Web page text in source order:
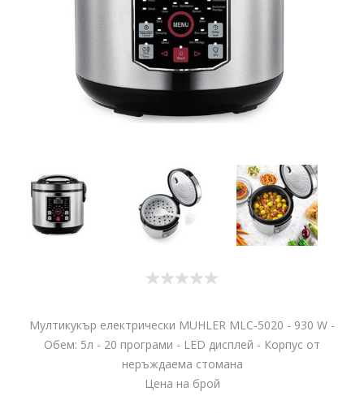
Мултикукър електрически MUHLER MLC-5020 - 930 W -
Обем: 5л - 20 програми - LED дисплей - Корпус от
неръждаема стомана
Цена на брой